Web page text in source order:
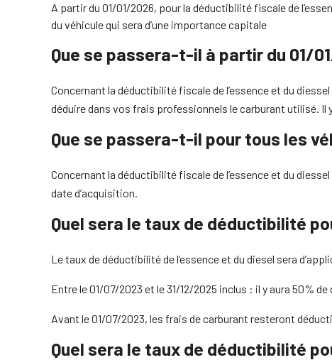
A partir du 01/01/2026, pour la déductibilité fiscale de
du véhicule qui sera d’une importance capitale
Que se passera-t-il à partir du 01/
Concernant la déductibilité fiscale de l’essence et du
déduire dans vos frais professionnels le carburant utilisé. Il
Que se passera-t-il pour tous les
Concernant la déductibilité fiscale de l’essence et du
date d’acquisition.
Quel sera le taux de déductibilité
Le taux de déductibilité de l’essence et du diesel sera
Entre le 01/07/2023 et le 31/12/2025 inclus : il y aura 50%
Avant le 01/07/2023, les frais de carburant resteront
Quel sera le taux de déductibilité